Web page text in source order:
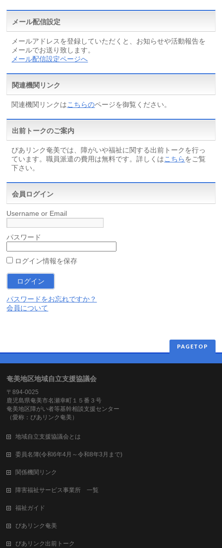
メール配信設定
メールアドレスを登録していただくと、お知らせや活動報告を
メールでお送り致します。
メール配信設定ページへ
関連機関リンク
関連機関リンクはこちらのページを御覧ください。
出前トークのご案内
ぴあリンク奄美では、障がいや福祉に関する出前トークを行っ
ています。職員派遣の費用は無料です。詳しくはこちらをご覧
下さい。
会員ログイン
Username or Email
パスワード
ログイン情報を保存
パスワードをお忘れですか？
会員について
PAGETOP
奄美地区地域自立支援協議会
〒894-0025
鹿児島県奄美市名瀬幸町１５番３号
奄美地区障がい者等基幹相談支援センター
（愛称：ぴあリンク奄美）
地域自立支援協議会とは
委員名簿(令和6年4月～令和8年3月まで)
関係機関リンク
障害福祉サービス事業所 一覧
福祉ガイド
ぴあリンク奄美
ぴあリンク出前トーク